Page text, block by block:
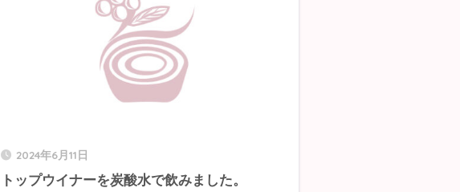
2024年6月11日
トップウイナーを炭酸水で飲みました。